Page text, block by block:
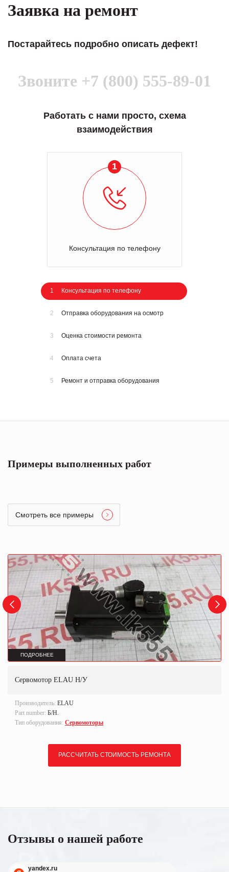
Заявка на ремонт
Постарайтесь подробно описать дефект!
Звоните +7 (800) 555-89-01
Работать с нами просто, схема
взаимодействия
1
Консультация по телефону
1 Консультация по телефону
2 Отправка оборудования на осмотр
3 Оценка стоимости ремонта
4 Оплата счета
5 Ремонт и отправка оборудования
Примеры выполненных работ
Смотреть все примеры
ПОДРОБНЕЕ
Сервомотор ELAU Н/У
Производитель: ELAU
Part number: Б/Н.
Тип оборудования: Сервомоторы
РАССЧИТАТЬ СТОИМОСТЬ РЕМОНТА
Отзывы о нашей работе
yandex.ru